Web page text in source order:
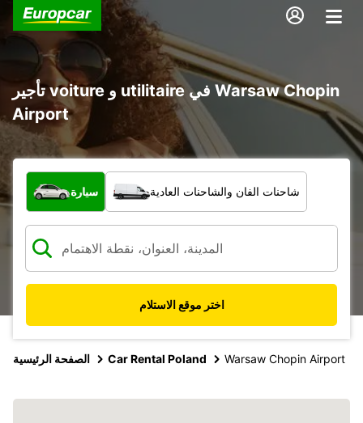
تأجير voiture و utilitaire في Warsaw Chopin
Airport
ما نوع المركبة؟
سيارة شاحنات الفان والشاحنات العادية
اختر موقع الاستلام
الصفحة الرئيسية Car Rental Poland Warsaw Chopin Airport